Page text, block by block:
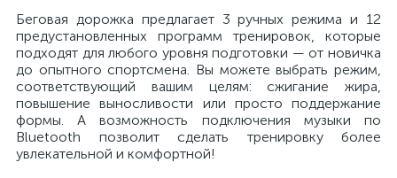
Беговая дорожка предлагает 3 ручных режима и 12
предустановленных программ тренировок, которые
подходят для любого уровня подготовки — от новичка
до опытного спортсмена. Вы можете выбрать режим,
соответствующий вашим целям: сжигание жира,
повышение выносливости или просто поддержание
формы. А возможность подключения музыки по
Bluetooth позволит сделать тренировку более
увлекательной и комфортной!